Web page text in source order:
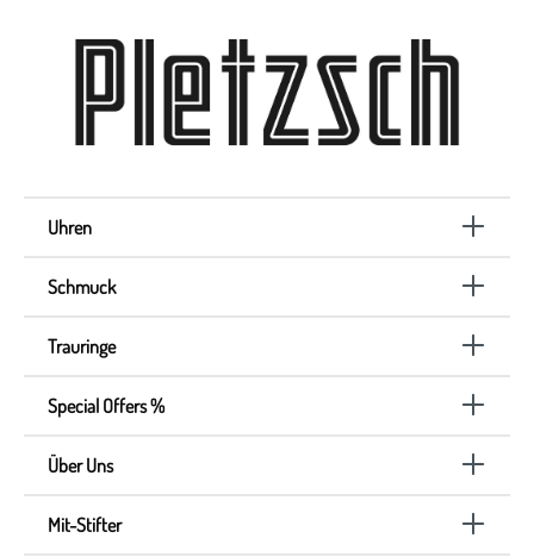
Uhren
Schmuck
Trauringe
Special Offers %
Über Uns
Mit-Stifter